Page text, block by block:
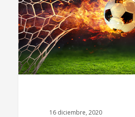
16 diciembre, 2020